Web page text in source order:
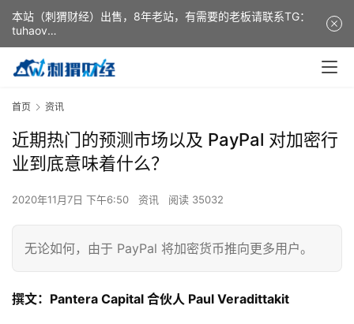
首页 资讯
近期热门的预测市场以及 PayPal 对加密行
业到底意味着什么？
2020年11月7日 下午6:50 资讯 阅读 35032
无论如何，由于 PayPal 将加密货币推向更多用户。
撰文：Pantera Capital 合伙人 Paul Veradittakit
本站（刺猬财经）出售，8年老站，有需要的老板请联系TG：
tuhaov
This website (ciweicaijing) is for sale. It is a 8-year-old
website. If you need it, please contact TG: tuhaov